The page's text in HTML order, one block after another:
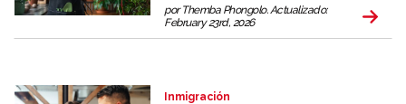
por Themba Phongolo. Actualizado:
February 23rd, 2026
Inmigración